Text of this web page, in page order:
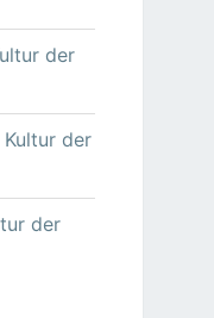
der
Kultur der
der